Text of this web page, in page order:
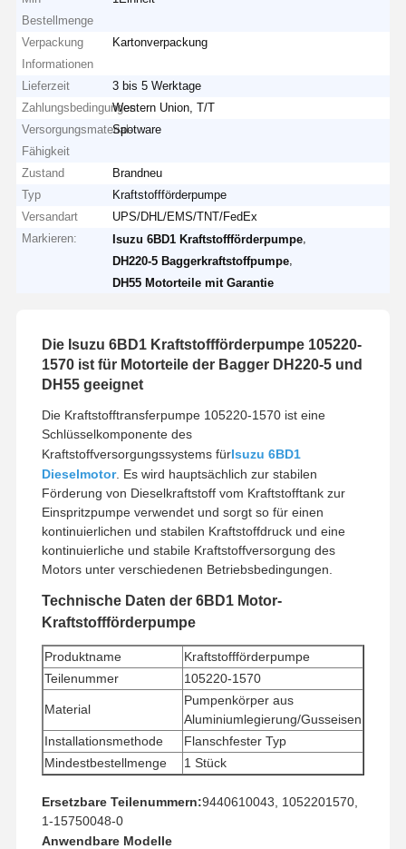
Bestellmenge
Verpackung
Informationen
Kartonverpackung
Lieferzeit
3 bis 5 Werktage
ZahlungsbedingungenWestern Union, T/T
Versorgungsmaterial-
Fähigkeit
Spotware
Zustand
Brandneu
Typ
Kraftstoffförderpumpe
Versandart
UPS/DHL/EMS/TNT/FedEx
Markieren:
Isuzu 6BD1 Kraftstoffförderpumpe
DH220-5 Baggerkraftstoffpumpe
DH55 Motorteile mit Garantie
Die Isuzu 6BD1 Kraftstoffförderpumpe 105220-
1570 ist für Motorteile der Bagger DH220-5 und
DH55 geeignet
Die Kraftstofftransferpumpe 105220-1570 ist eine
Schlüsselkomponente des
Kraftstoffversorgungssystems fürIsuzu 6BD1
Dieselmotor. Es wird hauptsächlich zur stabilen
Förderung von Dieselkraftstoff vom Kraftstofftank zur
Einspritzpumpe verwendet und sorgt so für einen
kontinuierlichen und stabilen Kraftstoffdruck und eine
kontinuierliche und stabile Kraftstoffversorgung des
Motors unter verschiedenen Betriebsbedingungen.
Technische Daten der 6BD1 Motor-
Kraftstoffförderpumpe
Produktname
Kraftstoffförderpumpe
Teilenummer
105220-1570
Material
Pumpenkörper aus
Aluminiumlegierung/Gusseisen
Installationsmethode
Flanschfester Typ
Mindestbestellmenge
1 Stück
Versandart
UPS/DHL/EMS/TNT/FedEx
Ersetzbare Teilenummern:9440610043, 1052201570,
1-15750048-0
Anwendbare Modelle